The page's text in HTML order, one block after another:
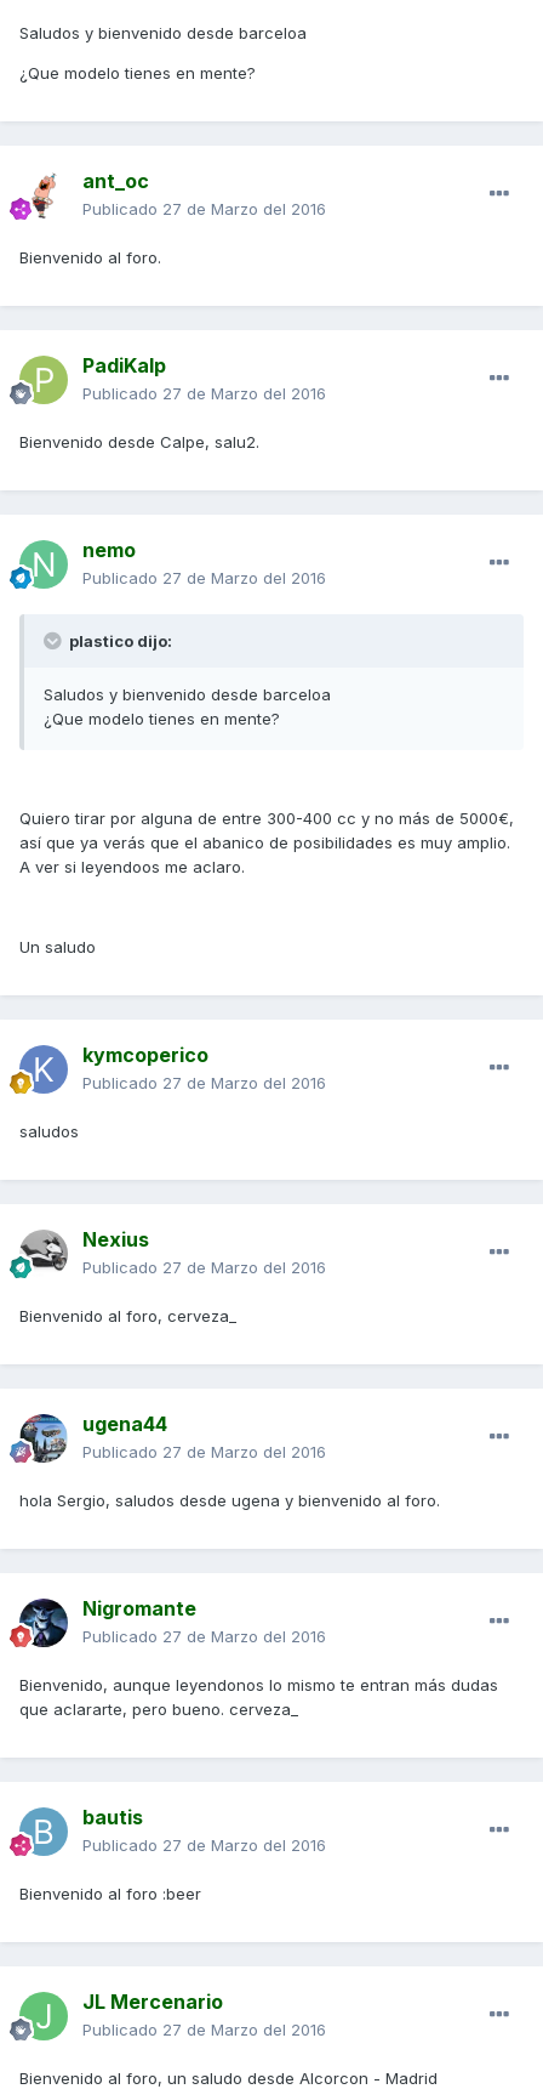
Saludos y bienvenido desde barceloa
¿Que modelo tienes en mente?
ant_oc
Publicado 27 de Marzo del 2016
Bienvenido al foro.
PadiKalp
Publicado 27 de Marzo del 2016
Bienvenido desde Calpe, salu2.
nemo
Publicado 27 de Marzo del 2016
plastico dijo:
Saludos y bienvenido desde barceloa
¿Que modelo tienes en mente?
Quiero tirar por alguna de entre 300-400 cc y no más de 5000€,
así que ya verás que el abanico de posibilidades es muy amplio.
A ver si leyendoos me aclaro.
Un saludo
kymcoperico
Publicado 27 de Marzo del 2016
saludos
Nexius
Publicado 27 de Marzo del 2016
Bienvenido al foro, cerveza_
ugena44
Publicado 27 de Marzo del 2016
hola Sergio, saludos desde ugena y bienvenido al foro.
Nigromante
Publicado 27 de Marzo del 2016
Bienvenido, aunque leyendonos lo mismo te entran más dudas
que aclararte, pero bueno. cerveza_
bautis
Publicado 27 de Marzo del 2016
Bienvenido al foro :beer
JL Mercenario
Publicado 27 de Marzo del 2016
Bienvenido al foro, un saludo desde Alcorcon - Madrid